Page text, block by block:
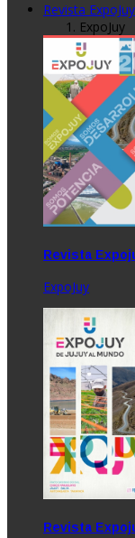
Revista ExpoJuy
ExpoJuy
Revista
ExpoJuy
Revista